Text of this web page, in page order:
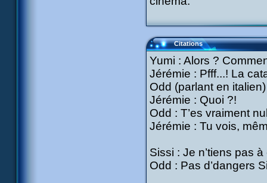
Citations
Yumi : Alors ?
Jérémie : Pfff...! La
Odd (parlant en
Jérémie : Quoi ?!
Odd : T’es vraiment
Jérémie : Tu vois,
Sissi : Je n’tiens pas
Odd : Pas d’dangers